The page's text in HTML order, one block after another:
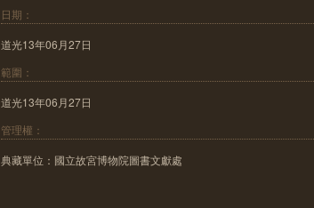
日期：
道光13年06月27日
範圍：
道光13年06月27日
管理權：
典藏單位：國立故宮博物院圖書文獻處